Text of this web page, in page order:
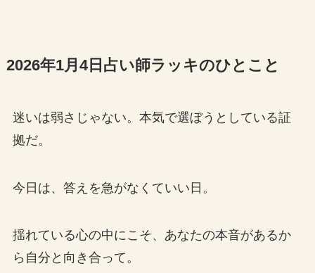
2026年1月4日占い師ラッキのひとこと
迷いは弱さじゃない。本気で選ぼうとしている証
拠だ。
今日は、答えを急がなくていい日。
揺れている心の中にこそ、あなたの本音があるか
ら自分と向き合って。